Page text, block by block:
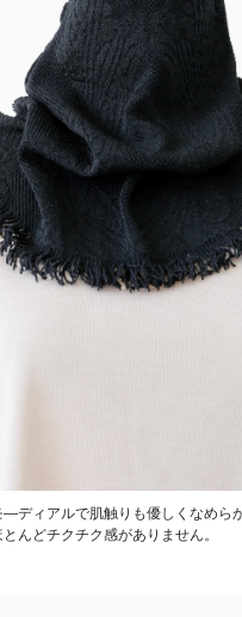
―ディアルで肌触りも優しくなめら
んどチクチク感がありません。